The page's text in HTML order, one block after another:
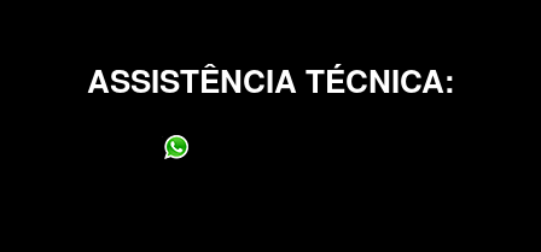
ASSISTÊNCIA TÉCNICA: